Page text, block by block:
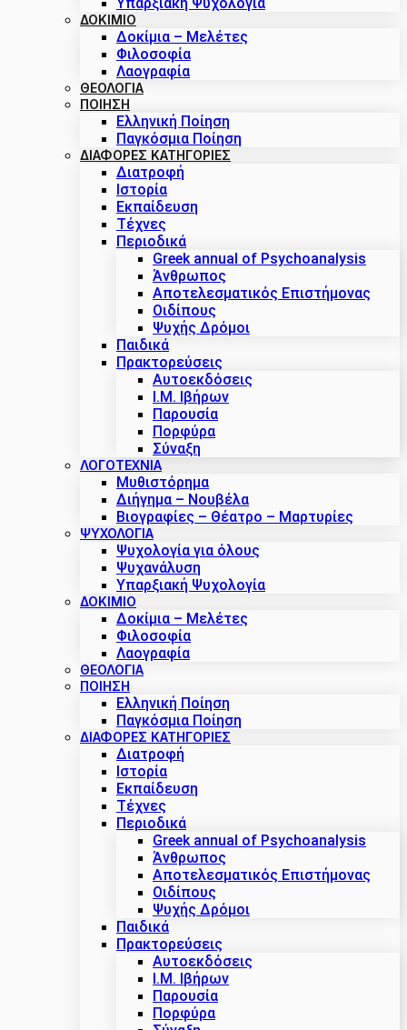
ΔΟΚΊΜΙΟ
Δοκίμια – Μελέτες
Φιλοσοφία
Λαογραφία
ΘΕΟΛΟΓΙΑ
ΠΟΙΗΣΗ
Ελληνική Ποίηση
Παγκόσμια Ποίηση
ΔΙΑΦΟΡΕΣ ΚΑΤΗΓΟΡΙΕΣ
Διατροφή
Ιστορία
Εκπαίδευση
Τέχνες
Περιοδικά
Greek annual of Psychoanalysis
Άνθρωπος
Αποτελεσματικός Επιστήμονας
Οιδίπους
Ψυχής Δρόμοι
Παιδικά
Πρακτoρεύσεις
Αυτοεκδόσεις
Ι.Μ. Ιβήρων
Παρουσία
Πορφύρα
Σύναξη
ΛΟΓΟΤΕΧΝΙΑ
Μυθιστόρημα
Διήγημα – Νουβέλα
Βιογραφίες – Θέατρο – Μαρτυρίες
ΨΥΧΟΛΟΓΙΑ
Ψυχολογία για όλους
Ψυχανάλυση
Υπαρξιακή Ψυχολογία
ΔΟΚΊΜΙΟ
Δοκίμια – Μελέτες
Φιλοσοφία
Λαογραφία
ΘΕΟΛΟΓΙΑ
ΠΟΙΗΣΗ
Ελληνική Ποίηση
Παγκόσμια Ποίηση
ΔΙΑΦΟΡΕΣ ΚΑΤΗΓΟΡΙΕΣ
Διατροφή
Ιστορία
Εκπαίδευση
Τέχνες
Περιοδικά
Greek annual of Psychoanalysis
Άνθρωπος
Αποτελεσματικός Επιστήμονας
Οιδίπους
Ψυχής Δρόμοι
Παιδικά
Πρακτoρεύσεις
Αυτοεκδόσεις
Ι.Μ. Ιβήρων
Παρουσία
Πορφύρα